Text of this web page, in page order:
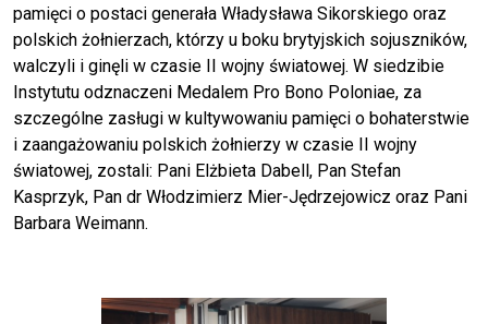
pamięci o postaci generała Władysława Sikorskiego oraz
polskich żołnierzach, którzy u boku brytyjskich sojuszników,
walczyli i ginęli w czasie II wojny światowej. W siedzibie
Instytutu odznaczeni Medalem Pro Bono Poloniae, za
szczególne zasługi w kultywowaniu pamięci o bohaterstwie
i zaangażowaniu polskich żołnierzy w czasie II wojny
światowej, zostali: Pani Elżbieta Dabell, Pan Stefan
Kasprzyk, Pan dr Włodzimierz Mier-Jędrzejowicz oraz Pani
Barbara Weimann.